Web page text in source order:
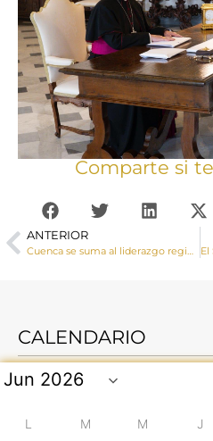
Comparte si
ANTERIOR
Cuenca se suma al liderazgo regional en apoyo a la Iglesia: Castilla-La Mancha encabeza España con un 42,6% de contribuyentes asignantes
CALENDARIO
L M M J